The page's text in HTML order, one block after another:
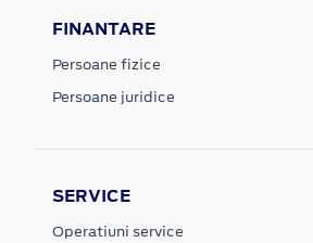
FINANTARE
Persoane fizice
Persoane juridice
SERVICE
Operatiuni service